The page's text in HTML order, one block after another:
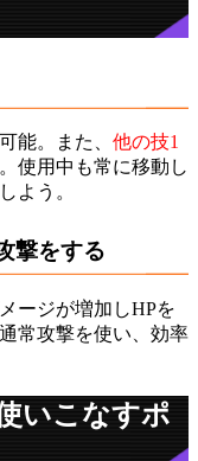
能。また、 他の技1
。使用中も常に移動し
よう。
撃をする
ージが増加しHPを
常攻撃を使い、効率
いこなすポ